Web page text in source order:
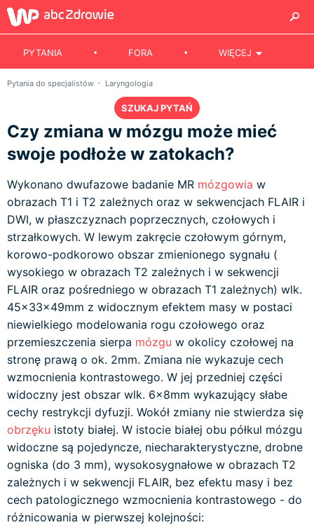
PYTANIA FORA WIĘCEJ
Pytania do specjalistów Laryngologia
SZUKAJ PYTAŃ
Czy zmiana w mózgu może mieć
swoje podłoże w zatokach?
Wykonano dwufazowe badanie MR mózgowia w
obrazach T1 i T2 zależnych oraz w sekwencjach FLAIR i
DWI, w płaszczyznach poprzecznych, czołowych i
strzałkowych. W lewym zakręcie czołowym górnym,
korowo-podkorowo obszar zmienionego sygnału (
wysokiego w obrazach T2 zależnych i w sekwencji
FLAIR oraz pośredniego w obrazach T1 zależnych) wlk.
45x33x49mm z widocznym efektem masy w postaci
niewielkiego modelowania rogu czołowego oraz
przemieszczenia sierpa mózgu w okolicy czołowej na
stronę prawą o ok. 2mm. Zmiana nie wykazuje cech
wzmocnienia kontrastowego. W jej przedniej części
widoczny jest obszar wlk. 6x8mm wykazujący słabe
cechy restrykcji dyfuzji. Wokół zmiany nie stwierdza się
obrzęku istoty białej. W istocie białej obu półkul mózgu
widoczne są pojedyncze, niecharakterystyczne, drobne
ogniska (do 3 mm), wysokosygnałowe w obrazach T2
zależnych i w sekwencji FLAIR, bez efektu masy i bez
cech patologicznego wzmocnienia kontrastowego - do
różnicowania w pierwszej kolejności: